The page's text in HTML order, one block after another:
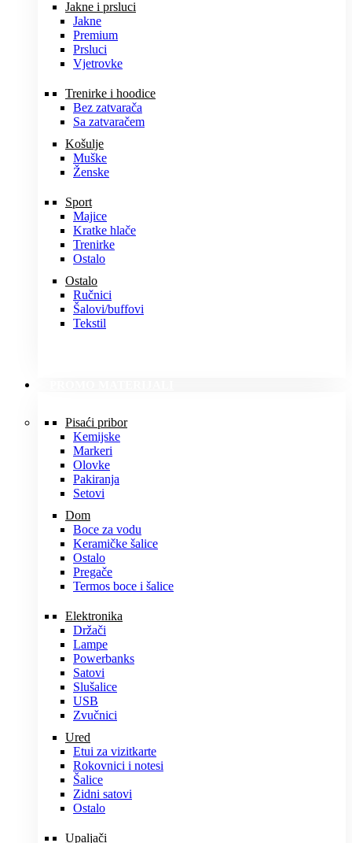
Jakne i prsluci
Jakne
Premium
Prsluci
Vjetrovke
Trenirke i hoodice
Bez zatvarača
Sa zatvaračem
Košulje
Muške
Ženske
Sport
Majice
Kratke hlače
Trenirke
Ostalo
Ostalo
Ručnici
Šalovi/buffovi
Tekstil
Pisaći pribor
Kemijske
Markeri
Olovke
Pakiranja
Setovi
Dom
Boce za vodu
Keramičke šalice
Ostalo
Pregače
Termos boce i šalice
Elektronika
Držači
Lampe
Powerbanks
Satovi
Slušalice
USB
Zvučnici
Ured
Etui za vizitkarte
Rokovnici i notesi
Šalice
Zidni satovi
Ostalo
Upaljači